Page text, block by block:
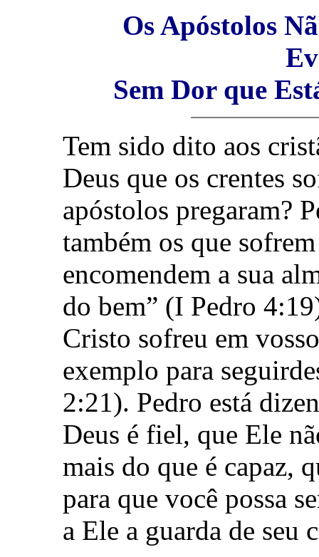
Os Apóstolos
Sem Dor que
Tem sido dito aos
Deus que os crentes
apóstolos pregaram?
também os que
encomendem a sua
do bem” (I Pedro
Cristo sofreu em
exemplo para
2:21). Pedro está
Deus é fiel, que Ele
mais do que é capaz,
para que você possa
a Ele a guarda de seu